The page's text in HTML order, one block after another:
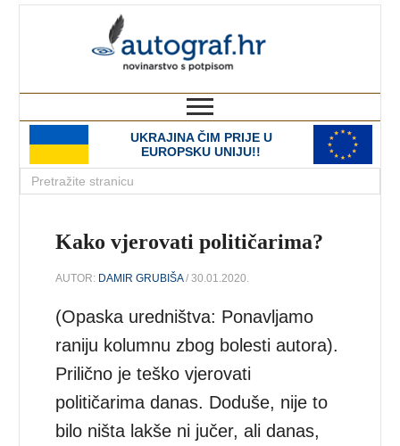
UKRAJINA ČIM PRIJE U
EUROPSKU UNIJU!!
Kako vjerovati političarima?
AUTOR: DAMIR GRUBIŠA/ 30.01.2020.
(Opaska uredništva: Ponavljamo
raniju kolumnu zbog bolesti autora).
Prilično je teško vjerovati
političarima danas. Doduše, nije to
bilo ništa lakše ni jučer, ali danas,